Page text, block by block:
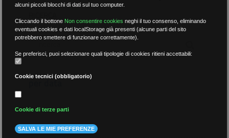
per data
alcuni piccoli blocchi di dati sul tuo computer.
Cliccando il bottone Non consentire cookies neghi il tuo consenso, eliminando
eventuali cookies e dati localStorage già presenti (alcune parti del sito
potrebbero smettere di funzionare correttamente).
Se preferisci, puoi selezionare quali tipologie di cookies ritieni accettabili:
Cookie tecnici (obbligatorio)
Cookie di terze parti
SALVA LE MIE PREFERENZE